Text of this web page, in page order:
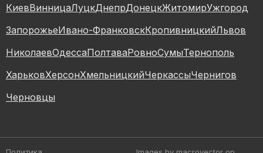
КиевВинницаЛуцкДнепрДонецкЖитомирУжгород
ЗапорожьеИвано-ФранковскКропивницкийЛьвов
НиколаевОдессаПолтаваРовноСумыТернополь
ХарьковХерсонХмельницкийЧеркассыЧернигов
Черновцы